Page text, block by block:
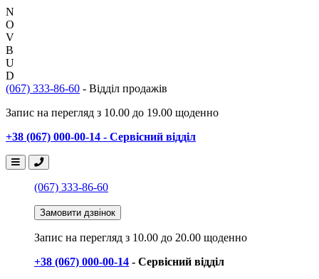
N
O
V
B
U
D
(067) 333-86-60 - Відділ продажів
Запис на перегляд з 10.00 до 19.00 щоденно
+38 (067) 000-00-14 - Сервісний відділ
(067) 333-86-60
Замовити дзвінок
Запис на перегляд з 10.00 до 20.00 щоденно
+38 (067) 000-00-14 - Сервісний відділ